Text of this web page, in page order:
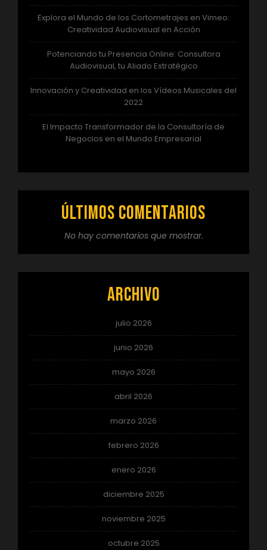
Explora el Mundo de los Cortometrajes en Vimeo:
Creatividad Audiovisual en Acción
Potenciando tu Presencia Online: Consultora
Audiovisual, tu Aliado Estratégico
Innovación y Creatividad en los Vídeos Musicales del
2022
El Impacto Transformador de la Consultoría de
Negocios en el Mundo Empresarial
Últimos comentarios
No hay comentarios que mostrar.
Archivo
julio 2026
junio 2026
mayo 2026
abril 2026
marzo 2026
febrero 2026
enero 2026
diciembre 2025
noviembre 2025
octubre 2025